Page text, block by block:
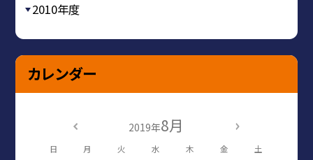
2010年度
カレンダー
2019年8月
日 月 火 水 木 金 土